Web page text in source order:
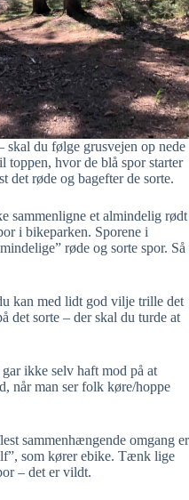
skal du følge grusvejen op nede
toppen, hvor de blå spor starter
det røde og bagefter de sorte.
sammenligne et almindelig rødt
i bikeparken. Sporene i
røde og sorte spor. Så
kan med lidt god vilje trille det
det sorte – der skal du turde at
ikke selv haft mod på at
når man ser folk køre/hoppe
sammenhængende omgang er
som kører ebike. Tænk lige
– det er vildt.